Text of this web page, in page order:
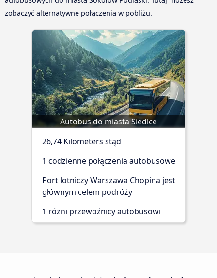
zobaczyć alternatywne połączenia w pobliżu.
Autobus do miasta Siedlce
26,74 Kilometers stąd
1 codzienne połączenia autobusowe
Port lotniczy Warszawa Chopina jest
głównym celem podróży
1 różni przewoźnicy autobusowi